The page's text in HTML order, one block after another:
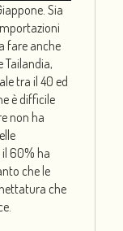
Sia
fare anche
Tailandia,
tra il 40 ed
è difficile
non ha
il 60% ha
che le
che